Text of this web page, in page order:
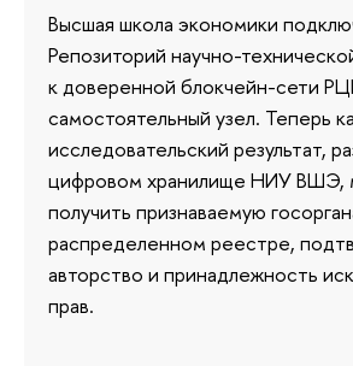
Высшая школа экономики
Репозиторий научно-
к доверенной блокчейн-сети
самостоятельный узел. Теперь
исследовательский результат,
цифровом хранилище НИУ ВШЭ,
получить признаваемую
распределенном реестре,
авторство и принадлежность
прав.